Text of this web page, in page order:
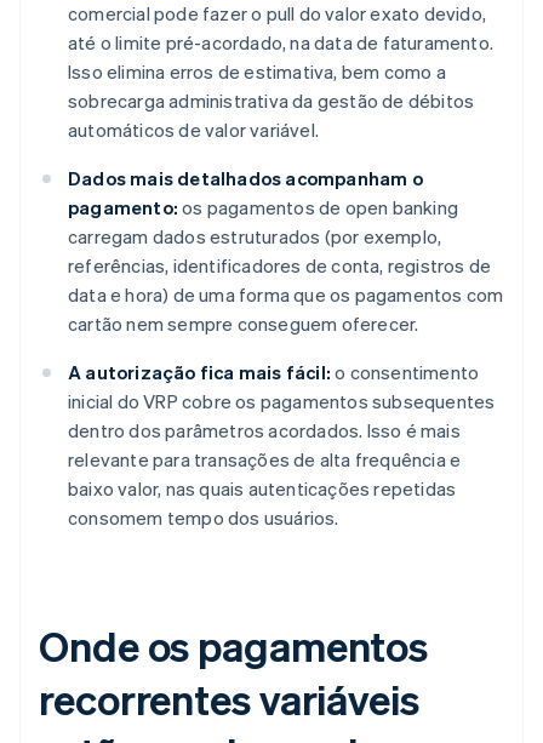
comercial pode fazer o pull do valor exato devido,
até o limite pré-acordado, na data de faturamento.
Isso elimina erros de estimativa, bem como a
sobrecarga administrativa da gestão de débitos
automáticos de valor variável.
Dados mais detalhados acompanham o
pagamento: os pagamentos de open banking
carregam dados estruturados (por exemplo,
referências, identificadores de conta, registros de
data e hora) de uma forma que os pagamentos com
cartão nem sempre conseguem oferecer.
A autorização fica mais fácil: o consentimento
inicial do VRP cobre os pagamentos subsequentes
dentro dos parâmetros acordados. Isso é mais
relevante para transações de alta frequência e
baixo valor, nas quais autenticações repetidas
consomem tempo dos usuários.
Onde os pagamentos
recorrentes variáveis